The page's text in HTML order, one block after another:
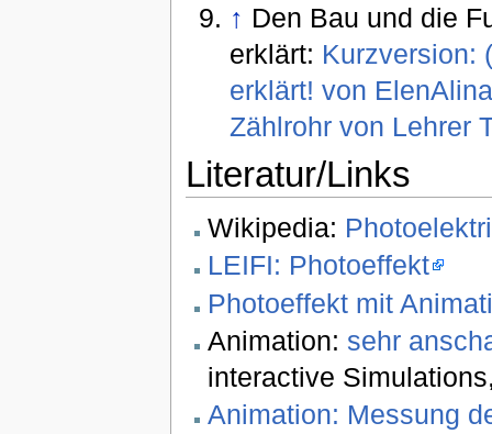
↑ Den Bau und die
erklärt: Kurzversion:
erklärt! von
Zählrohr von Lehrer
Literatur/Links
Wikipedia:
LEIFI: Photoeffekt
Photoeffekt mit
Animation: sehr
interactive
Animation: Messung